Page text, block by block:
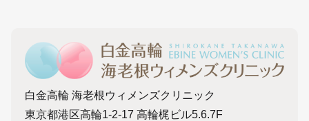
白金高輪 海老根ウィメンズクリニック
東京都港区高輪1-2-17 高輪梶ビル5.6.7F